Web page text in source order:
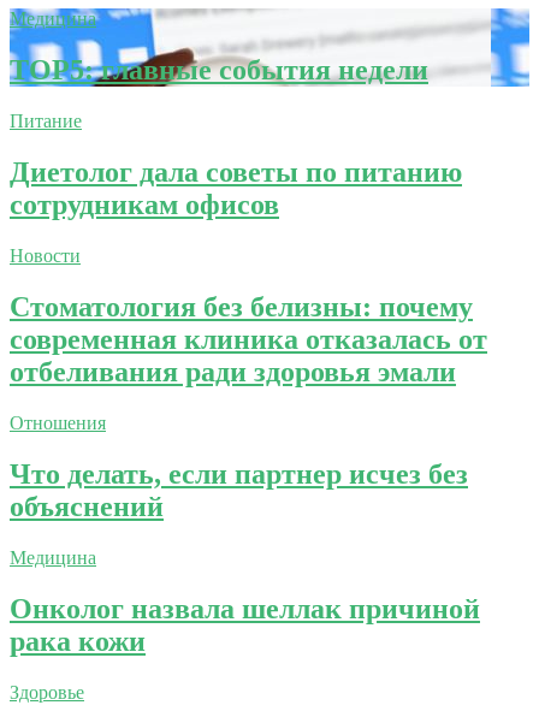
Медицина
TOP5: главные события недели
Питание
Диетолог дала советы по питанию
сотрудникам офисов
Новости
Стоматология без белизны: почему
современная клиника отказалась от
отбеливания ради здоровья эмали
Отношения
Что делать, если партнер исчез без
объяснений
Медицина
Онколог назвала шеллак причиной
рака кожи
Здоровье